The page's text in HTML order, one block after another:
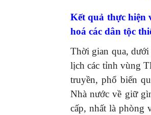
Kết quả thực hiện
hoá các dân tộc
Thời gian qua, dưới
lịch các tỉnh vùng
truyền, phổ biến
Nhà nước về giữ
cấp, nhất là phòng